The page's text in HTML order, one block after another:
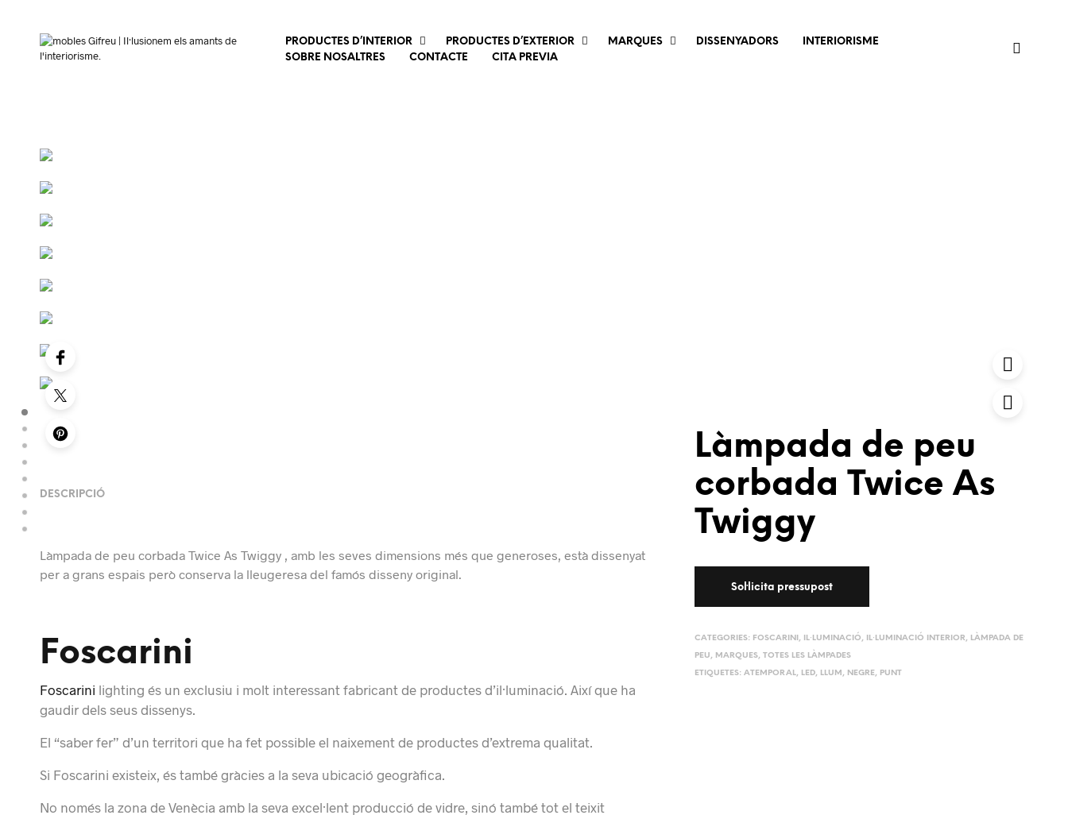
PRODUCTES D’INTERIOR PRODUCTES D’EXTERIOR MARQUES DISSENYADORS
INTERIORISME
SOBRE NOSALTRES
CONTACTE CITA PREVIA
Làmpada de peu
corbada Twice As
Twiggy
CATEGORIES: FOSCARINI , IL·LUMINACIÓ, IL·LUMINACIÓ INTERIOR, LÀMPADA DE
PEU, MARQUES, TOTES LES LÀMPADES
ETIQUETES: ATEMPORAL, LED, LLUM , NEGRE, PUNT
DESCRIPCIÓ
Làmpada de peu corbada Twice As Twiggy , amb les seves dimensions més que generoses, està dissenyat
per a grans espais però conserva la lleugeresa del famós disseny original.
Foscarini
Foscarini lighting és un exclusiu i molt interessant fabricant de productes d’il·luminació. Així que ha
gaudir dels seus dissenys.
El “saber fer” d’un territori que ha fet possible el naixement de productes d’extrema qualitat.
Si Foscarini existeix, és també gràcies a la seva ubicació geogràfica.
No només la zona de Venècia amb la seva excel·lent producció de vidre, sinó també tot el teixit